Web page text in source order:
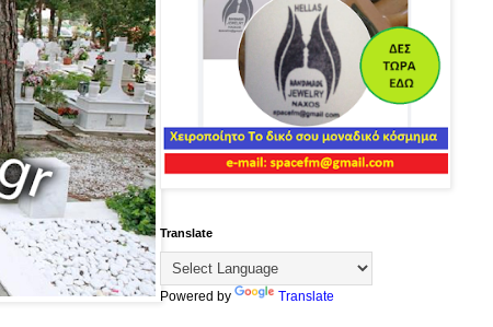
Translate
Powered by Translate